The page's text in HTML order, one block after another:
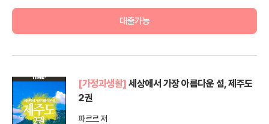
대출가능
[가정과생활] 세상에서 가장 아름다운 섬, 제주도
2권
파르르 저